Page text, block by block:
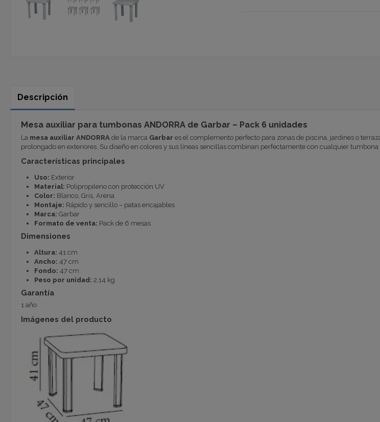
Descripción
Mesa auxiliar para tumbonas ANDORRA de Garbar – Pack 6 unidades
La mesa auxiliar ANDORRA de la marca Garbar es el complemento perfecto para zonas de piscina, jardines o
prolongado en exteriores. Su diseño en colores y sus líneas sencillas combinan perfectamente con cualquier tumbona
Características principales
Uso: Exterior
Material: Polipropileno con protección UV
Color: Blanco, Gris, Arena
Montaje: Rápido y sencillo – patas encajables
Marca: Garbar
Formato de venta: Pack de 6 mesas
Dimensiones
Altura: 41 cm
Ancho: 47 cm
Fondo: 47 cm
Peso por unidad: 2,14 kg
Garantía
1 año
Imágenes del producto